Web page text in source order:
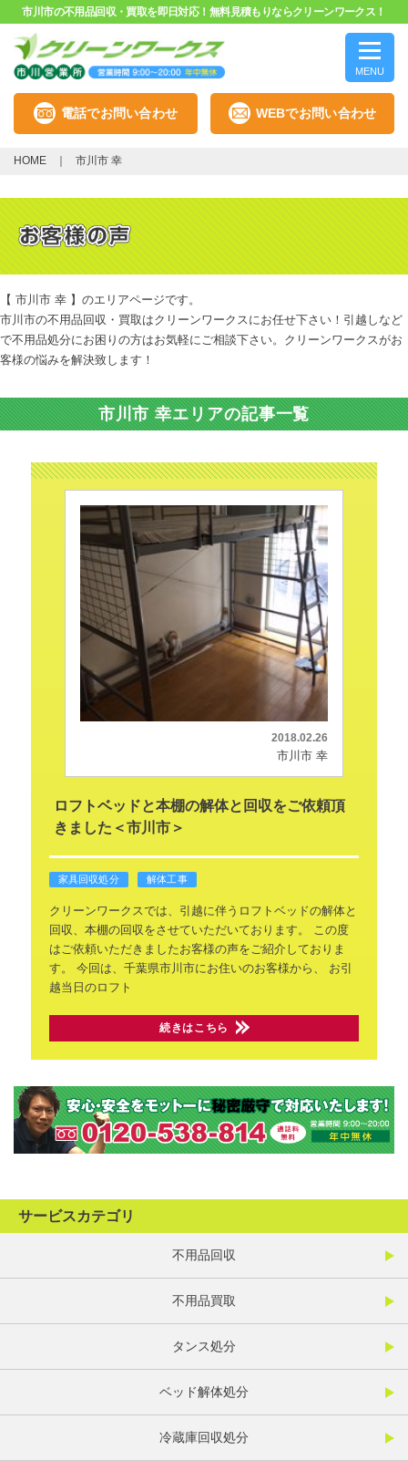
市川市の不用品回収・買取を即日対応！無料見積もりならクリーンワークス！
MENU
電話でお問い合わせ WEBでお問い合わせ
HOME 市川市 幸
【 市川市 幸 】のエリアページです。
市川市の不用品回収・買取はクリーンワークスにお任せ下さい！引越しなど
で不用品処分にお困りの方はお気軽にご相談下さい。クリーンワークスがお
客様の悩みを解決致します！
市川市 幸エリアの記事一覧
2018.02.26
市川市 幸
ロフトベッドと本棚の解体と回収をご依頼頂
きました＜市川市＞
家具回収処分 解体工事
クリーンワークスでは、引越に伴うロフトベッドの解体と
回収、本棚の回収をさせていただいております。
この度
はご依頼いただきましたお客様の声をご紹介しておりま
す。
今回は、千葉県市川市にお住いのお客様から、
お引
越当日のロフト
続きはこちら
サービスカテゴリ
不用品回収
不用品買取
タンス処分
ベッド解体処分
冷蔵庫回収処分